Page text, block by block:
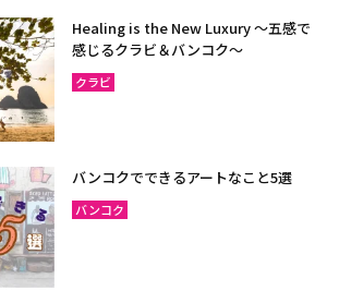
南イサーン
リー）
島）
チャチューンサオ
ー
ン
Healing is the New Luxury ～五感で
感じるクラビ＆バンコク～
クラビ
バンコクでできるアートなこと5選
バンコク